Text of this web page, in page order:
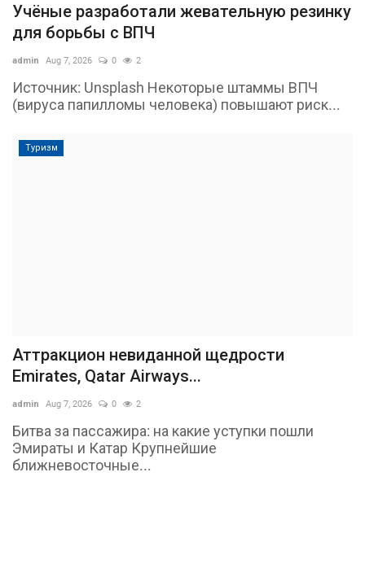
Учёные разработали жевательную резинку
для борьбы с ВПЧ
admin Aug 7, 2026 0 2
Источник: Unsplash Некоторые штаммы ВПЧ
(вируса папилломы человека) повышают риск...
Туризм
Аттракцион невиданной щедрости
Emirates, Qatar Airways...
admin Aug 7, 2026 0 2
Битва за пассажира: на какие уступки пошли
Эмираты и Катар Крупнейшие
ближневосточные...